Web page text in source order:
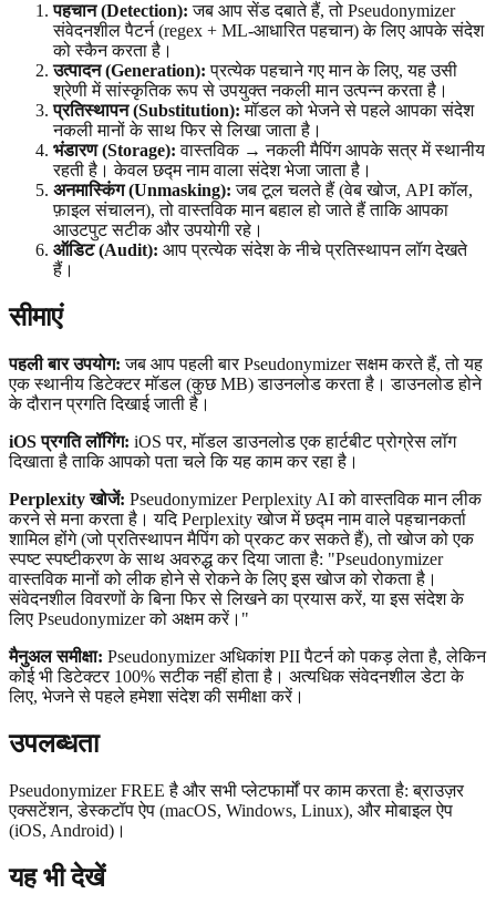
पहचान (Detection): जब आप सेंड दबाते हैं, तो Pseudonymizer
संवेदनशील पैटर्न (regex + ML-आधारित पहचान) के लिए आपके संदेश
को स्कैन करता है।
उत्पादन (Generation): प्रत्येक पहचाने गए मान के लिए, यह उसी
श्रेणी में सांस्कृतिक रूप से उपयुक्त नकली मान उत्पन्न करता है।
प्रतिस्थापन (Substitution): मॉडल को भेजने से पहले आपका संदेश
नकली मानों के साथ फिर से लिखा जाता है।
भंडारण (Storage): वास्तविक → नकली मैपिंग आपके सत्र में स्थानीय
रहती है। केवल छद्म नाम वाला संदेश भेजा जाता है।
अनमास्किंग (Unmasking): जब टूल चलते हैं (वेब खोज, API कॉल,
फ़ाइल संचालन), तो वास्तविक मान बहाल हो जाते हैं ताकि आपका
आउटपुट सटीक और उपयोगी रहे।
ऑडिट (Audit): आप प्रत्येक संदेश के नीचे प्रतिस्थापन लॉग देखते
हैं।
सीमाएं
पहली बार उपयोग: जब आप पहली बार Pseudonymizer सक्षम करते हैं, तो यह
एक स्थानीय डिटेक्टर मॉडल (कुछ MB) डाउनलोड करता है। डाउनलोड होने
के दौरान प्रगति दिखाई जाती है।
iOS प्रगति लॉगिंग: iOS पर, मॉडल डाउनलोड एक हार्टबीट प्रोग्रेस लॉग
दिखाता है ताकि आपको पता चले कि यह काम कर रहा है।
Perplexity खोजें: Pseudonymizer Perplexity AI को वास्तविक मान लीक
करने से मना करता है। यदि Perplexity खोज में छद्म नाम वाले पहचानकर्ता
शामिल होंगे (जो प्रतिस्थापन मैपिंग को प्रकट कर सकते हैं), तो खोज को एक
स्पष्ट स्पष्टीकरण के साथ अवरुद्ध कर दिया जाता है: "Pseudonymizer
वास्तविक मानों को लीक होने से रोकने के लिए इस खोज को रोकता है।
संवेदनशील विवरणों के बिना फिर से लिखने का प्रयास करें, या इस संदेश के
लिए Pseudonymizer को अक्षम करें।"
मैनुअल समीक्षा: Pseudonymizer अधिकांश PII पैटर्न को पकड़ लेता है, लेकिन
कोई भी डिटेक्टर 100% सटीक नहीं होता है। अत्यधिक संवेदनशील डेटा के
लिए, भेजने से पहले हमेशा संदेश की समीक्षा करें।
उपलब्धता
Pseudonymizer FREE है और सभी प्लेटफार्मों पर काम करता है: ब्राउज़र
एक्सटेंशन, डेस्कटॉप ऐप (macOS, Windows, Linux), और मोबाइल ऐप
(iOS, Android)।
यह भी देखें